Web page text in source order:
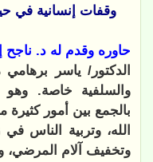
حاوره وقدم له د. ناجح
الدكتور/ ياسر
والسلفية خاصة. وهو
بالجمع بين أمور
الله، وتربية الناس
وتخفيف آلام المرضي،